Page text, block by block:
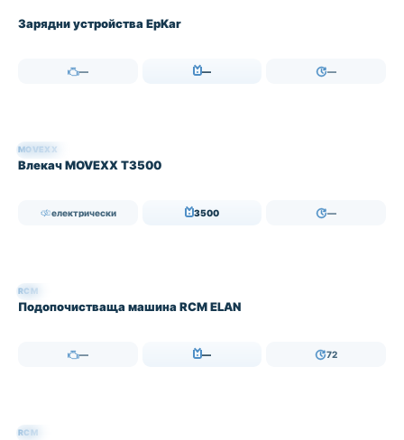
Зарядни устройства EpKar
— — —
НАЛИЧЕН
MOVEXX
Влекач MOVEXX T3500
електрически 3500 —
НАЛИЧЕН
RCM
Подопочистваща машина RCM ELAN
— — 72
НАЛИЧЕН
RCM